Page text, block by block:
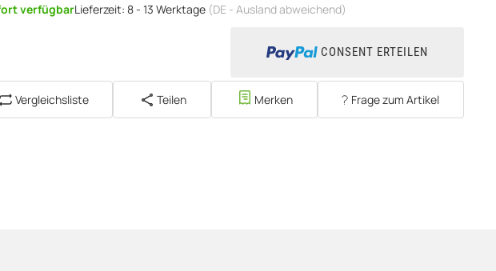
verfügbarLieferzeit: 8 - 13 Werktage (DE - Ausland abweichend)
CONSENT ERTEILEN
Vergleichsliste Teilen Merken Frage zum Artikel